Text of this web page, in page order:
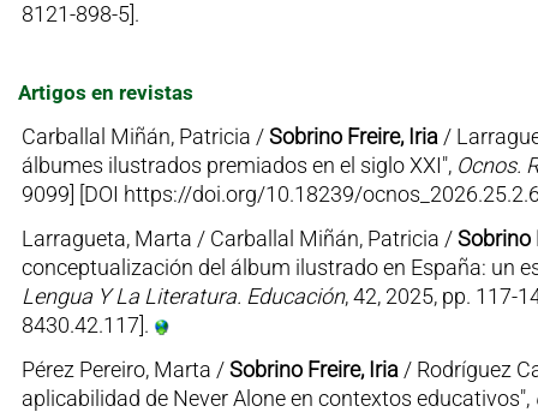
8121-898-5].
Artigos en revistas
Carballal Miñán, Patricia /Sobrino Freire, Iria /
álbumes ilustrados premiados en el siglo XXI", Ocnos.
9099] [DOI https://doi.org/10.18239/
Larragueta, Marta / Carballal Miñán, Patricia /Sobrino
conceptualización del álbum ilustrado en España: un
Lengua Y La Literatura. Educación, 42, 2025, pp. 117-
8430.42.117].
Pérez Pereiro, Marta /Sobrino Freire, Iria / Rodríguez
aplicabilidad de Never Alone en contextos educativos",